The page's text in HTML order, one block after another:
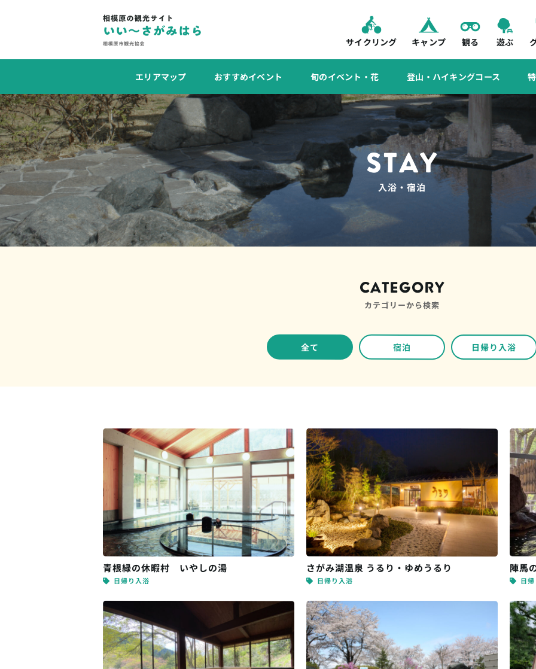
サイクリング キャンプ 観る 遊ぶ
エリアマップ おすすめイベント 旬のイベント・花 登山・ハイキングコース
STAY
入浴・宿泊
CATEGORY
カテゴリーから検索
全て 宿泊 日帰り入浴
青根緑の休暇村 いやしの湯
日帰り入浴
さがみ湖温泉 うるり・ゆめうるり
日帰り入浴
陣馬
日